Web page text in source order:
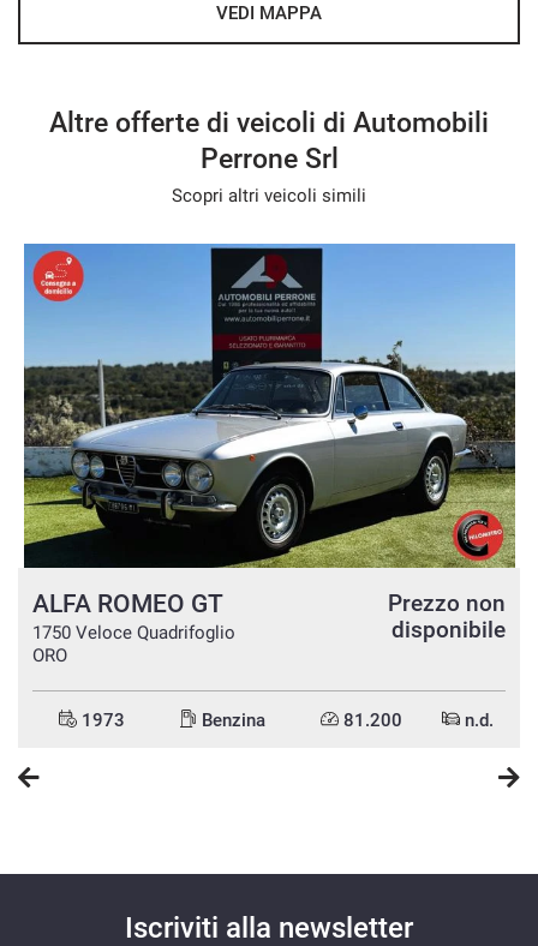
VEDI MAPPA
Altre offerte di veicoli di Automobili
Perrone Srl
Scopri altri veicoli simili
ALFA ROMEO GT
1750 Veloce Quadrifoglio
ORO
Prezzo non
disponibile
1973 Benzina 81.200 n.d.
Iscriviti alla newsletter